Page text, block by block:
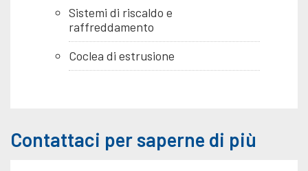
Sistemi di riscaldo e
raffreddamento
Coclea di estrusione
Contattaci per saperne di più